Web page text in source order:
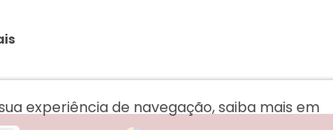
experiência de navegação, saiba mais em